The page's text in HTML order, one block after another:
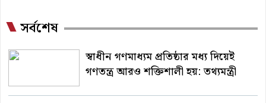
সর্বশেষ
স্বাধীন গণমাধ্যম প্রতিষ্ঠার মধ্য দিয়েই
গণতন্ত্র আরও শক্তিশালী হয়: তথ্যমন্ত্রী